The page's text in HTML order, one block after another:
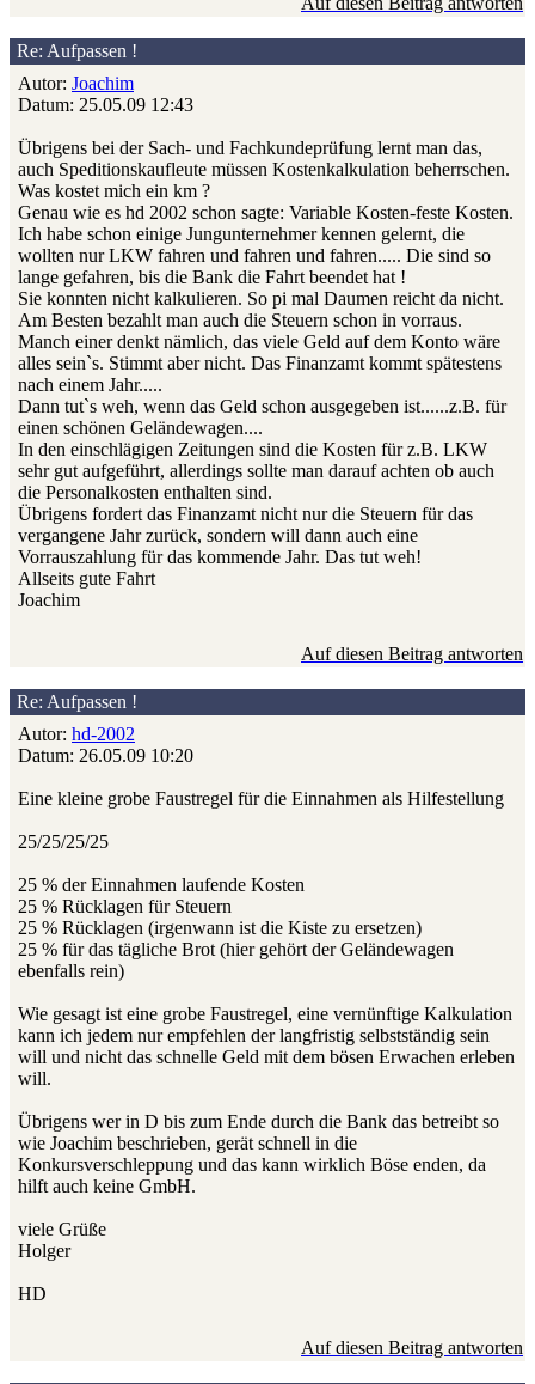
Re: Aufpassen !
Autor: Joachim
Datum: 25.05.09 12:43
Übrigens bei der Sach- und Fachkundeprüfung lernt man das,
auch Speditionskaufleute müssen Kostenkalkulation beherrschen.
Was kostet mich ein km ?
Genau wie es hd 2002 schon sagte: Variable Kosten-feste Kosten.
Ich habe schon einige Jungunternehmer kennen gelernt, die
wollten nur LKW fahren und fahren und fahren..... Die sind so
lange gefahren, bis die Bank die Fahrt beendet hat !
Sie konnten nicht kalkulieren. So pi mal Daumen reicht da nicht.
Am Besten bezahlt man auch die Steuern schon in vorraus.
Manch einer denkt nämlich, das viele Geld auf dem Konto wäre
alles sein`s. Stimmt aber nicht. Das Finanzamt kommt spätestens
nach einem Jahr.....
Dann tut`s weh, wenn das Geld schon ausgegeben ist......z.B. für
einen schönen Geländewagen....
In den einschlägigen Zeitungen sind die Kosten für z.B. LKW
sehr gut aufgeführt, allerdings sollte man darauf achten ob auch
die Personalkosten enthalten sind.
Übrigens fordert das Finanzamt nicht nur die Steuern für das
vergangene Jahr zurück, sondern will dann auch eine
Vorrauszahlung für das kommende Jahr. Das tut weh!
Allseits gute Fahrt
Joachim
Auf diesen Beitrag antworten
Re: Aufpassen !
Autor: hd-2002
Datum: 26.05.09 10:20
Eine kleine grobe Faustregel für die Einnahmen als Hilfestellung
25/25/25/25
25 % der Einnahmen laufende Kosten
25 % Rücklagen für Steuern
25 % Rücklagen (irgenwann ist die Kiste zu ersetzen)
25 % für das tägliche Brot (hier gehört der Geländewagen
ebenfalls rein)
Wie gesagt ist eine grobe Faustregel, eine vernünftige Kalkulation
kann ich jedem nur empfehlen der langfristig selbstständig sein
will und nicht das schnelle Geld mit dem bösen Erwachen erleben
will.
Übrigens wer in D bis zum Ende durch die Bank das betreibt so
wie Joachim beschrieben, gerät schnell in die
Konkursverschleppung und das kann wirklich Böse enden, da
hilft auch keine GmbH.
viele Grüße
Holger
HD
Auf diesen Beitrag antworten